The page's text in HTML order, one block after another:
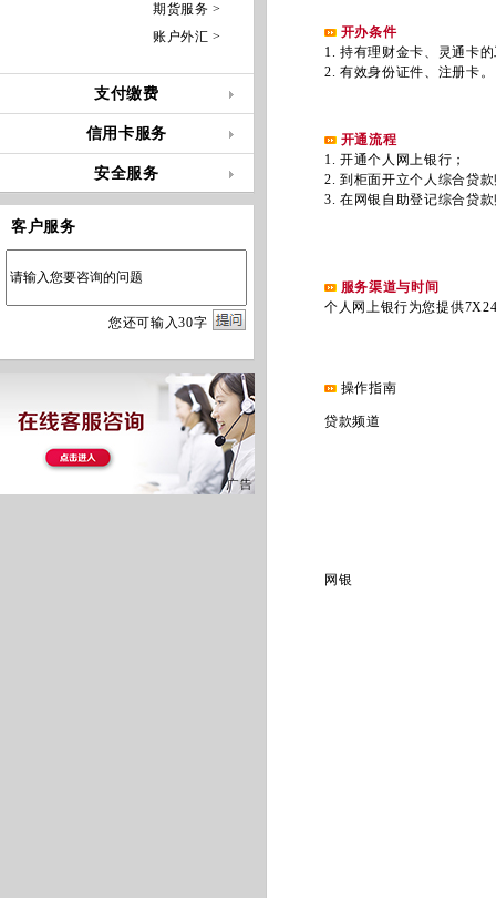
期货服务 >
账户外汇 >
支付缴费
信用卡服务
安全服务
客户服务
您还可输入30字
开办条件
1. 持有理财金卡、灵通卡的
2. 有效身份证件、注册卡。
开通流程
1. 开通个人网上银行；
2. 到柜面开立个人综合贷款
3. 在网银自助登记综合贷款
服务渠道与时间
个人网上银行为您提供7X24
操作指南
贷款频道
网银